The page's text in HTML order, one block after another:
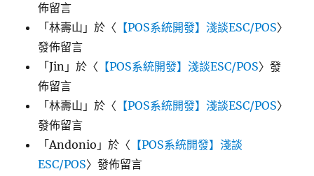
佈留言
「林壽山 」於〈 【POS系統開發】淺談ESC/POS〉
發佈留言
「Jin 」於〈 【POS系統開發】淺談ESC/POS〉發
佈留言
「林壽山 」於〈 【POS系統開發】淺談ESC/POS〉
發佈留言
「Andonio 」於〈 【POS系統開發】淺談
ESC/POS〉發佈留言